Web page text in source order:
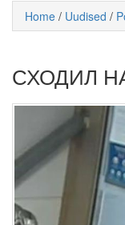
Home / Uudised /
СХОДИЛ